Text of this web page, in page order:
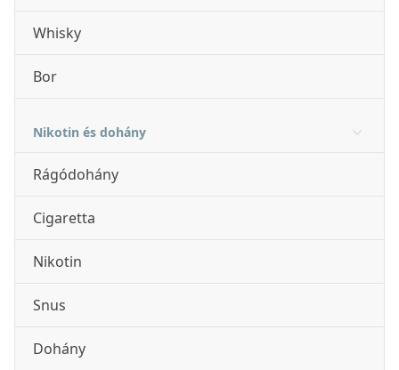
Whisky
Bor
Nikotin és dohány
Rágódohány
Cigaretta
Nikotin
Snus
Dohány